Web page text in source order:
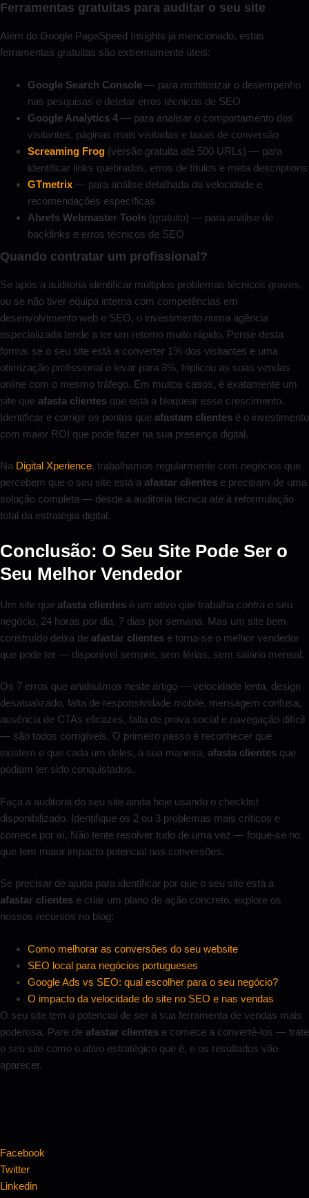
Ferramentas gratuitas para auditar o seu site
Além do Google PageSpeed Insights já mencionado, estas
ferramentas gratuitas são extremamente úteis:
Google Search Console — para monitorizar o desempenho
nas pesquisas e detetar erros técnicos de SEO
Google Analytics 4 — para analisar o comportamento dos
visitantes, páginas mais visitadas e taxas de conversão
Screaming Frog (versão gratuita até 500 URLs) — para
identificar links quebrados, erros de títulos e meta descriptions
GTmetrix — para análise detalhada da velocidade e
recomendações específicas
Ahrefs Webmaster Tools (gratuito) — para análise de
backlinks e erros técnicos de SEO
Quando contratar um profissional?
Se após a auditoria identificar múltiplos problemas técnicos graves,
ou se não tiver equipa interna com competências em
desenvolvimento web e SEO, o investimento numa agência
especializada tende a ter um retorno muito rápido. Pense desta
forma: se o seu site está a converter 1% dos visitantes e uma
otimização profissional o levar para 3%, triplicou as suas vendas
online com o mesmo tráfego. Em muitos casos, é exatamente um
site que afasta clientes que está a bloquear esse crescimento.
Identificar e corrigir os pontos que afastam clientes é o investimento
com maior ROI que pode fazer na sua presença digital.
Na Digital Xperience, trabalhamos regularmente com negócios que
percebem que o seu site está a afastar clientes e precisam de uma
solução completa — desde a auditoria técnica até à reformulação
total da estratégia digital.
Conclusão: O Seu Site Pode Ser o
Seu Melhor Vendedor
Um site que afasta clientes é um ativo que trabalha contra o seu
negócio, 24 horas por dia, 7 dias por semana. Mas um site bem
construído deixa de afastar clientes e torna-se o melhor vendedor
que pode ter — disponível sempre, sem férias, sem salário mensal.
Os 7 erros que analisámos neste artigo — velocidade lenta, design
desatualizado, falta de responsividade mobile, mensagem confusa,
ausência de CTAs eficazes, falta de prova social e navegação difícil
— são todos corrigíveis. O primeiro passo é reconhecer que
existem e que cada um deles, à sua maneira, afasta clientes que
podiam ter sido conquistados.
Faça a auditoria do seu site ainda hoje usando o checklist
disponibilizado. Identifique os 2 ou 3 problemas mais críticos e
comece por aí. Não tente resolver tudo de uma vez — foque-se no
que tem maior impacto potencial nas conversões.
Se precisar de ajuda para identificar por que o seu site está a
afastar clientes e criar um plano de ação concreto, explore os
nossos recursos no blog:
Como melhorar as conversões do seu website
SEO local para negócios portugueses
Google Ads vs SEO: qual escolher para o seu negócio?
O impacto da velocidade do site no SEO e nas vendas
O seu site tem o potencial de ser a sua ferramenta de vendas mais
poderosa. Pare de afastar clientes e comece a convertê-los — trate
o seu site como o ativo estratégico que é, e os resultados vão
aparecer.
Facebook
Twitter
Linkedin